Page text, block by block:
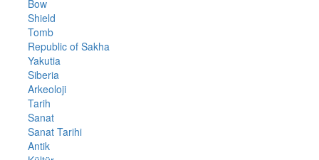
Bow
Shield
Tomb
Republic of Sakha
Yakutia
Siberia
Arkeoloji
Tarih
Sanat
Sanat Tarihi
Antik